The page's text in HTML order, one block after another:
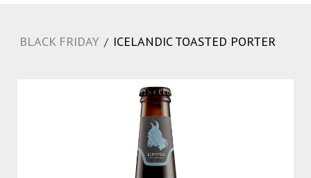
BLACK FRIDAY / ICELANDIC TOASTED PORTER